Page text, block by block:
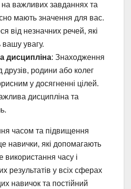
на важливих завданнях та
мають значення для вас.
від незначних речей, які
вашу увагу.
дисципліна: Знаходження
друзів, родини або колег
у досягненні цілей.
дисципліна та
часом та підвищення
навички, які допомагають
використання часу і
результатів у всіх сферах
навичок та постійний